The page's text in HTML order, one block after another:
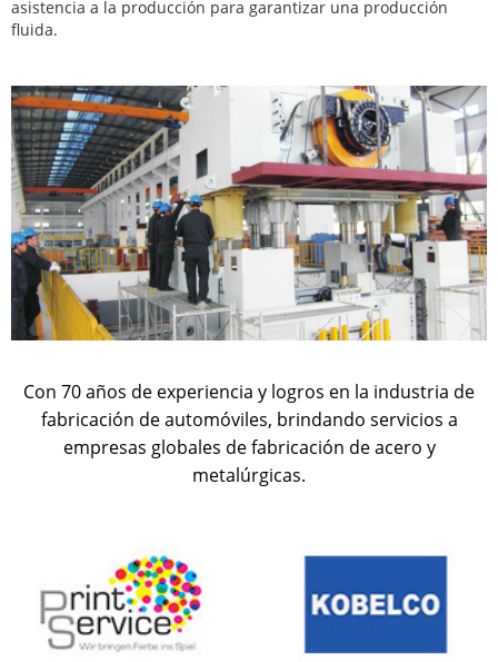
asistencia a la producción para garantizar una producción
fluida.
Con 70 años de experiencia y logros en la industria de
fabricación de automóviles, brindando servicios a
empresas globales de fabricación de acero y
metalúrgicas.